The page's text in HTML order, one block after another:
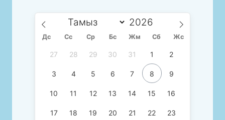
Дс Сc Ср Бс Жм Сб Жс
27 28 29 30 31 1 2
3 4 5 6 7 8 9
10 11 12 13 14 15 16
17 18 19 20 21 22 23